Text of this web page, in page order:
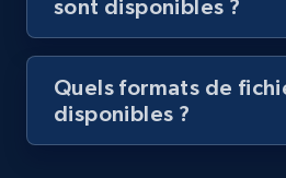
Author name, Asin, and more.
7.4K+ 872+
sont disponibles ?
Quels formats de
disponibles ?